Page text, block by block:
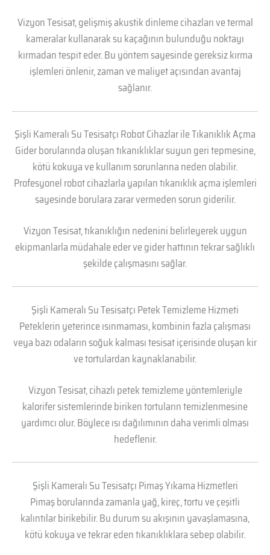
Vizyon Tesisat, gelişmiş akustik dinleme cihazları ve termal
kameralar kullanarak su kaçağının bulunduğu noktayı
kırmadan tespit eder. Bu yöntem sayesinde gereksiz kırma
işlemleri önlenir, zaman ve maliyet açısından avantaj
sağlanır.
Şişli Kameralı Su Tesisatçı Robot Cihazlar ile Tıkanıklık Açma
Gider borularında oluşan tıkanıklıklar suyun geri tepmesine,
kötü kokuya ve kullanım sorunlarına neden olabilir.
Profesyonel robot cihazlarla yapılan tıkanıklık açma işlemleri
sayesinde borulara zarar vermeden sorun giderilir.
Vizyon Tesisat, tıkanıklığın nedenini belirleyerek uygun
ekipmanlarla müdahale eder ve gider hattının tekrar sağlıklı
şekilde çalışmasını sağlar.
Şişli Kameralı Su Tesisatçı Petek Temizleme Hizmeti
Peteklerin yeterince ısınmaması, kombinin fazla çalışması
veya bazı odaların soğuk kalması tesisat içerisinde oluşan kir
ve tortulardan kaynaklanabilir.
Vizyon Tesisat, cihazlı petek temizleme yöntemleriyle
kalorifer sistemlerinde biriken tortuların temizlenmesine
yardımcı olur. Böylece ısı dağılımının daha verimli olması
hedeflenir.
Şişli Kameralı Su Tesisatçı Pimaş Yıkama Hizmetleri
Pimaş borularında zamanla yağ, kireç, tortu ve çeşitli
kalıntılar birikebilir. Bu durum su akışının yavaşlamasına,
kötü kokuya ve tekrar eden tıkanıklıklara sebep olabilir.